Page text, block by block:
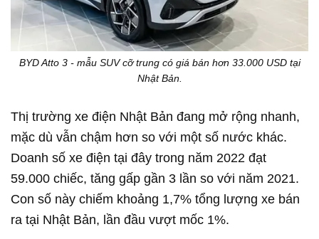
BYD Atto 3 - mẫu SUV cỡ trung có giá bán hơn 33.000 USD tại
Nhật Bản.
Thị trường xe điện Nhật Bản đang mở rộng nhanh,
mặc dù vẫn chậm hơn so với một số nước khác.
Doanh số xe điện tại đây trong năm 2022 đạt
59.000 chiếc, tăng gấp gần 3 lần so với năm 2021.
Con số này chiếm khoảng 1,7% tổng lượng xe bán
ra tại Nhật Bản, lần đầu vượt mốc 1%.